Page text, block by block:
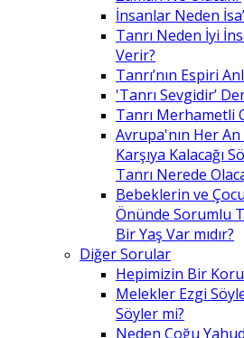
İnsanlar Neden
Tanrı Neden İyi
Verir?
Tanrı’nın Espiri
'Tanrı Sevgidir’
Tanrı Merhametli
Avrupa'nın Her An
Karşıya Kalacağı
Tanrı Nerede
Bebeklerin ve
Önünde Sorumlu
Bir Yaş Var mıdır?
Diğer Sorular
Hepimizin Bir
Melekler Ezgi
Söyler mi?
Neden Çoğu